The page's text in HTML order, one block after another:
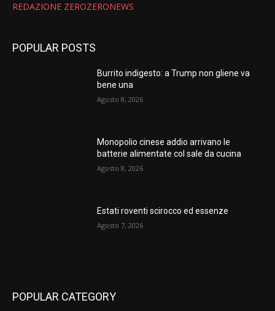
REDAZIONE ZEROZERONEWS
POPULAR POSTS
Burrito indigesto: a Trump non gliene va
bene una
Agosto 8, 2026
Monopolio cinese addio arrivano le
batterie alimentate col sale da cucina
Agosto 8, 2026
Estati roventi scirocco ed essenze
Agosto 7, 2026
POPULAR CATEGORY